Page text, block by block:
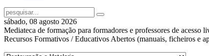
sábado, 08 agosto 2026
Mediateca de formação para formadores e professores de acesso
Recursos Formativos / Educativos Abertos (manuais, ficheiros e